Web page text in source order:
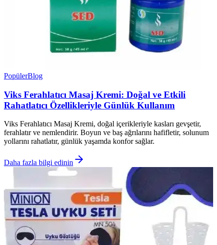
PopülerBlog
Viks Ferahlatıcı Masaj Kremi: Doğal ve Etkili
Rahatlatıcı Özellikleriyle Günlük Kullanım
Viks Ferahlatıcı Masaj Kremi, doğal içerikleriyle kasları gevşetir,
ferahlatır ve nemlendirir. Boyun ve baş ağrılarını hafifletir, solunum
yollarını rahatlatır, günlük yaşamda konfor sağlar.
Daha fazla bilgi edinin